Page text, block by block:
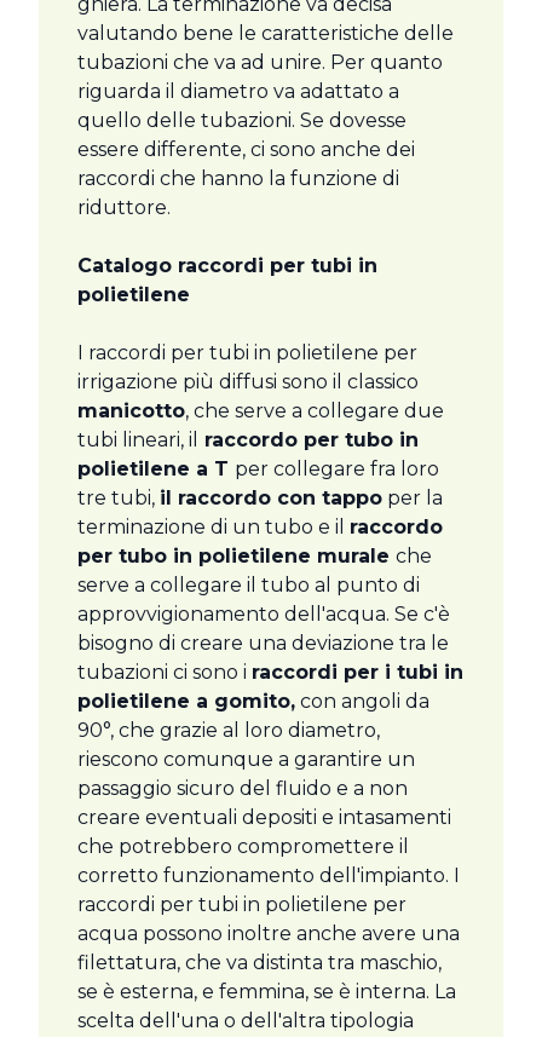
valutando bene le caratteristiche delle
tubazioni che va ad unire. Per quanto
riguarda il diametro va adattato a
quello delle tubazioni. Se dovesse
essere differente, ci sono anche dei
raccordi che hanno la funzione di
riduttore.
Catalogo raccordi per tubi in
polietilene
I raccordi per tubi in polietilene per
irrigazione più diffusi sono il classico
manicotto, che serve a collegare due
tubi lineari, il
raccordo per tubo in
polietilene a T per collegare fra loro
tre tubi, il raccordo con tappo per la
terminazione di un tubo e il raccordo
per tubo in polietilene murale che
serve a collegare il tubo al punto di
approvvigionamento dell'acqua. Se c'è
bisogno di creare una deviazione tra le
tubazioni ci sono i raccordi per i tubi in
polietilene a gomito, con angoli da
90°, che grazie al loro diametro,
riescono comunque a garantire un
passaggio sicuro del fluido e a non
creare eventuali depositi e intasamenti
che potrebbero compromettere il
corretto funzionamento dell'impianto. I
raccordi per tubi in polietilene per
acqua possono inoltre anche avere una
filettatura, che va distinta tra maschio,
se è esterna, e femmina, se è interna. La
scelta dell'una o dell'altra tipologia